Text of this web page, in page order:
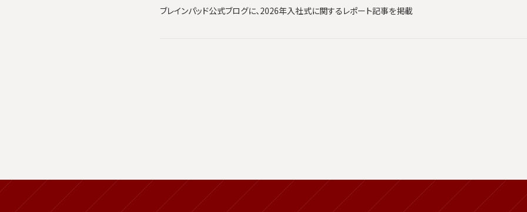
ブレインパッド公式ブログに、2026年入社式に関するレポート記事を掲載